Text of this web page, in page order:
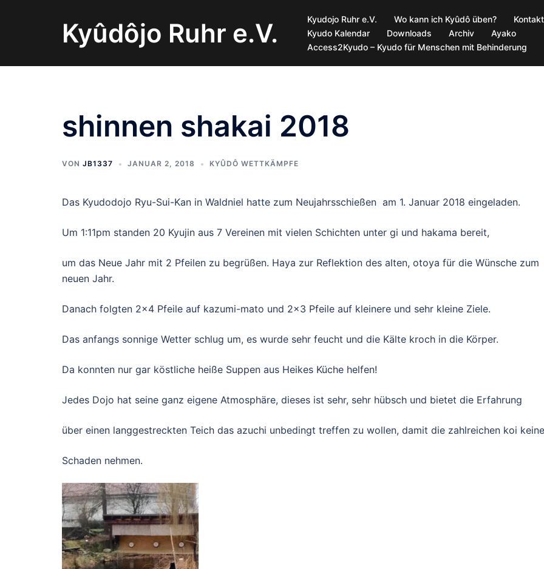
Kyûdôjo Ruhr e.V. Kyudojo Ruhr e.V. Wo kann ich Kyûdô üben?
Kyudo Kalendar
Downloads Archiv
Ayako
Access2Kyudo – Kyudo für Menschen mit Behinderung
shinnen shakai 2018
VON JB1337 JANUAR 2, 2018 KYÛDÔ WETTKÄMPFE
Das Kyudodojo Ryu-Sui-Kan in Waldniel hatte zum Neujahrsschießen am 1. Januar 2018 eingeladen.
Um 1:11pm standen 20 Kyujin aus 7 Vereinen mit vielen Schichten unter gi und hakama bereit,
um das Neue Jahr mit 2 Pfeilen zu begrüßen. Haya zur Reflektion des alten, otoya für die Wünsche zum
neuen Jahr.
Danach folgten 2×4 Pfeile auf kazumi-mato und 2×3 Pfeile auf kleinere und sehr kleine Ziele.
Das anfangs sonnige Wetter schlug um, es wurde sehr feucht und die Kälte kroch in die Körper.
Da konnten nur gar köstliche heiße Suppen aus Heikes Küche helfen!
Jedes Dojo hat seine ganz eigene Atmosphäre, dieses ist sehr, sehr hübsch und bietet die Erfahrung
über einen langgestreckten Teich das azuchi unbedingt treffen zu wollen, damit die zahlreichen koi
Schaden nehmen.